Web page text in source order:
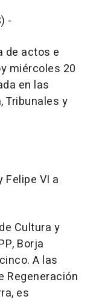
-
de actos e
miércoles 20
en las
Tribunales y
Felipe VI a
Cultura y
Borja
A las
Regeneración
es